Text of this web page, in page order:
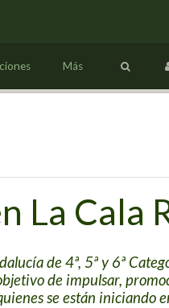
Más
La Cala
de 4ª, 5ª y 6ª
de impulsar,
se están iniciando